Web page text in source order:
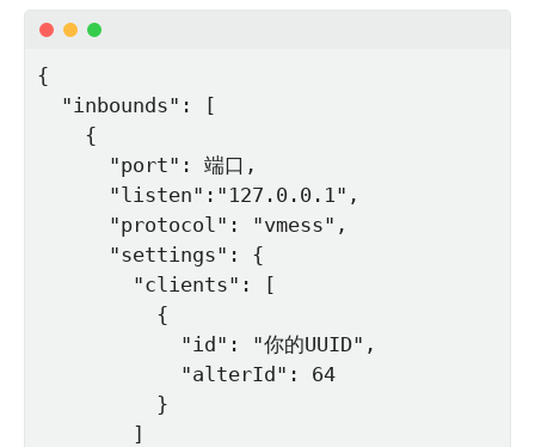
{
  "inbounds": [
    {
      "port": 端口,
      "listen":"127.0.0.1",
      "protocol": "vmess",
      "settings": {
        "clients": [
          {
            "id": "你的UUID",
            "alterId": 64
          }
        ]